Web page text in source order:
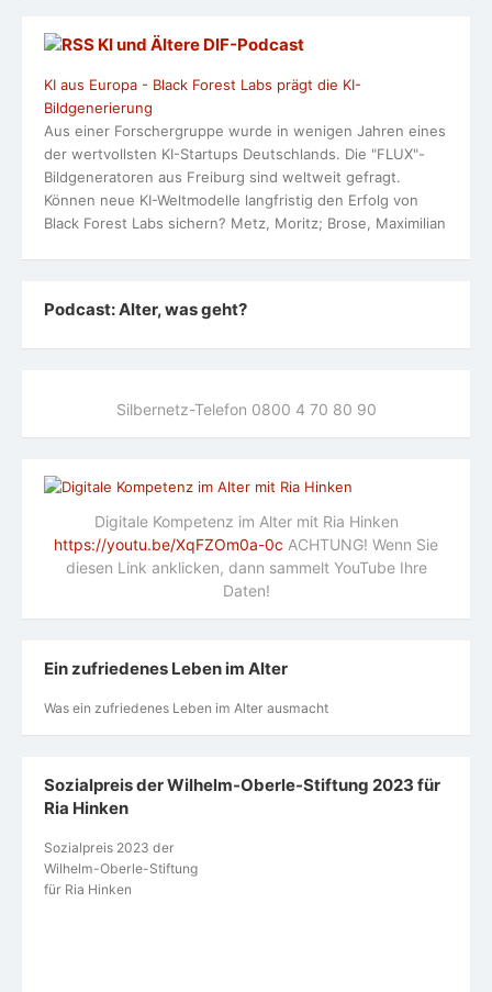
KI und Ältere DlF-Podcast
KI aus Europa - Black Forest Labs prägt die KI-
Bildgenerierung
Aus einer Forschergruppe wurde in wenigen Jahren eines
der wertvollsten KI-Startups Deutschlands. Die "FLUX"-
Bildgeneratoren aus Freiburg sind weltweit gefragt.
Können neue KI-Weltmodelle langfristig den Erfolg von
Black Forest Labs sichern? Metz, Moritz; Brose, Maximilian
Podcast: Alter, was geht?
Silbernetz-Telefon 0800 4 70 80 90
Digitale Kompetenz im Alter mit Ria Hinken
https://youtu.be/XqFZOm0a-0c ACHTUNG! Wenn Sie
diesen Link anklicken, dann sammelt YouTube Ihre
Daten!
Ein zufriedenes Leben im Alter
Was ein zufriedenes Leben im Alter ausmacht
Sozialpreis der Wilhelm-Oberle-Stiftung 2023 für
Ria Hinken
Sozialpreis 2023 der
Wilhelm-Oberle-Stiftung
für Ria Hinken